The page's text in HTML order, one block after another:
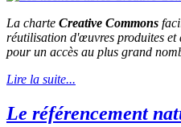
La charte Creative Commons
réutilisation d'œuvres produites et
pour un accès au plus grand
Lire la suite...
Le référencement